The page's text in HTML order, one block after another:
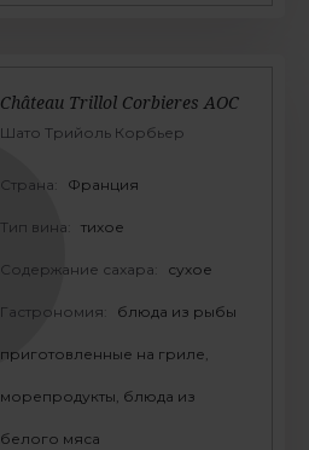
Château Trillol Corbieres AOC
Шато Трийоль Корбьер
Страна: Франция
Тип вина: тихое
Содержание сахара: сухое
Гастрономия: блюда из рыбы
приготовленные на гриле,
морепродукты, блюда из
белого мяса